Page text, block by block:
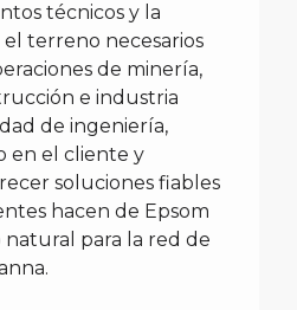
técnicos y la
terreno necesarios
de minería,
e industria
de ingeniería,
en el cliente y
soluciones fiables
hacen de Epsom
para la red de